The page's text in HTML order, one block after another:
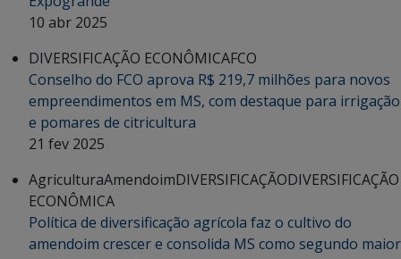
10 abr 2025
DIVERSIFICAÇÃO ECONÔMICAFCO
Conselho do FCO aprova R$ 219,7 milhões para novos
empreendimentos em MS, com destaque para irrigação
e pomares de citricultura
21 fev 2025
AgriculturaAmendoimDIVERSIFICAÇÃODIVERSIFICAÇÃO
ECONÔMICA
Política de diversificação agrícola faz o cultivo do
amendoim crescer e consolida MS como segundo maior